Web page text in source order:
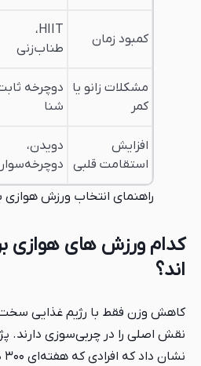
کمبود زمان
HIIT،
طناب‌زنی
مشکلات زانو یا
کمر
دوچرخه
شنا
افزایش
استقامت قلبی
دویدن،
راهنمای انتخاب ورزش
کدام ورزش های هوازی
اند؟
کاهش وزن فقط با رژیم غذایی